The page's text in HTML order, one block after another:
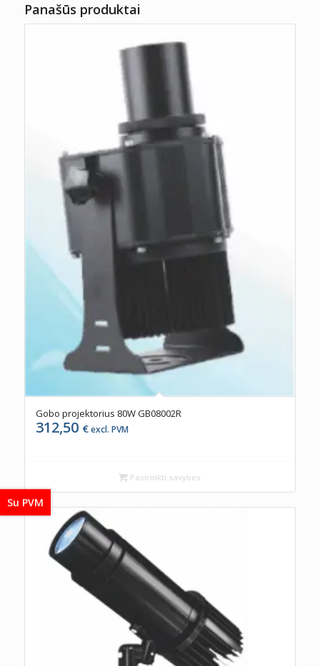
Panašūs produktai
Gobo projektorius 80W GB08002R
312,50 €excl. PVM
Pasirinkti savybes
Su PVM